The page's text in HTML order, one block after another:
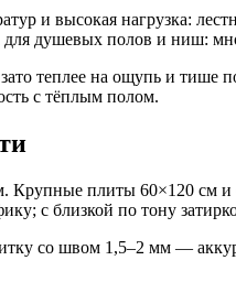
и высокая нагрузка:
душевых полов и ниш:
теплее на ощупь и тише
с тёплым полом.
Крупные плиты 60×120 см
с близкой по тону
со швом 1,5–2 мм —